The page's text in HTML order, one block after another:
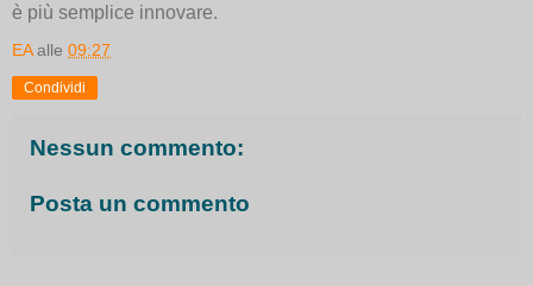
è più semplice innovare.
EA alle 09:27
Condividi
Nessun commento:
Posta un commento